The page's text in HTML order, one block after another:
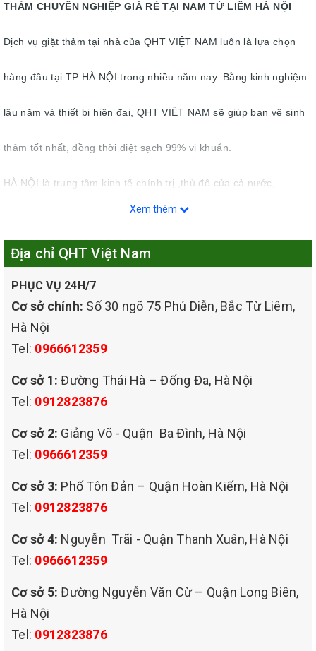
THẢM CHUYÊN NGHIỆP GIÁ RẺ TẠI NAM TỪ LIÊM HÀ NỘI
Dịch vụ giặt thảm tại nhà của QHT VIỆT NAM luôn là lựa chọn
hàng đầu tại TP HÀ NỘI trong nhiều năm nay. Bằng kinh nghiệm
lâu năm và thiết bị hiện đại, QHT VIỆT NAM sẽ giúp bạn vệ sinh
thảm tốt nhất, đồng thời diệt sạch 99% vi khuẩn.
HÀ NỘI là trung tâm kinh tế chính trị ,thủ đô của cả nước,
nhiều nhất hiện nay. Hiểu được điều này QHT VIỆT NAM đã cho
ra mắt loại hình dịch vụ giặt thảm chuyên nghiệp ,chất lượng
,giá rẻ, với phương châm phát triển dựa trên nền tảng chất lượng
NAM cung cấp đã trở thành địa chỉ tin cậy mỗi khi khách hàng có
nhu cầu giặt thảm.
Xem thêm
Địa chỉ QHT Việt Nam
PHỤC VỤ 24H/7
Cơ sở chính: Số 30 ngõ 75 Phú Diễn, Bắc Từ Liêm,
Hà Nội
Tel: 0966612359
Cơ sở 1: Đường Thái Hà – Đống Đa, Hà Nội
Tel: 0912823876
Cơ sở 2: Giảng Võ - Quận Ba Đình, Hà Nội
Tel: 0966612359
Cơ sở 3: Phố Tôn Đản – Quận Hoàn Kiếm, Hà Nội
Tel: 0912823876
Cơ sở 4: Nguyễn Trãi - Quận Thanh Xuân, Hà Nội
Tel: 0966612359
Cơ sở 5: Đường Nguyễn Văn Cừ – Quận Long Biên,
Hà Nội
Tel: 0912823876